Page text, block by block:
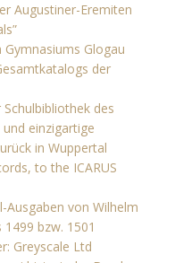
Augustiner-Eremiten
Gymnasiums Glogau
der
des
einzigartige
in Wuppertal
to the ICARUS
Ausgaben von Wilhelm
bzw. 1501
Greyscale Ltd